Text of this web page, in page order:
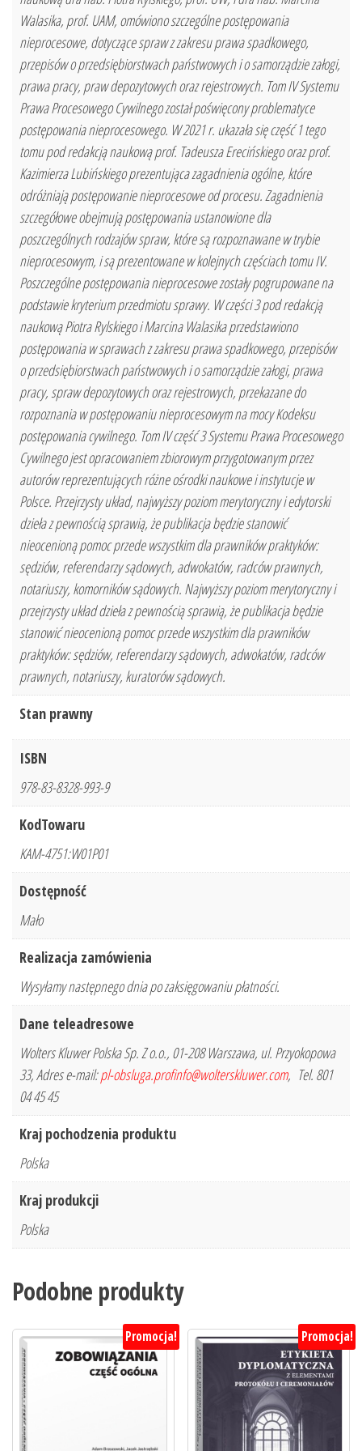
Walasika, prof. UAM, omówiono szczególne postępowania
nieprocesowe, dotyczące spraw z zakresu prawa spadkowego,
przepisów o przedsiębiorstwach państwowych i o samorządzie załogi,
prawa pracy, praw depozytowych oraz rejestrowych. Tom IV Systemu
Prawa Procesowego Cywilnego został poświęcony problematyce
postępowania nieprocesowego. W 2021 r. ukazała się część 1 tego
tomu pod redakcją naukową prof. Tadeusza Erecińskiego oraz prof.
Kazimierza Lubińskiego prezentująca zagadnienia ogólne, które
odróżniają postępowanie nieprocesowe od procesu. Zagadnienia
szczegółowe obejmują postępowania ustanowione dla
poszczególnych rodzajów spraw, które są rozpoznawane w trybie
nieprocesowym, i są prezentowane w kolejnych częściach tomu IV.
Poszczególne postępowania nieprocesowe zostały pogrupowane na
podstawie kryterium przedmiotu sprawy. W części 3 pod redakcją
naukową Piotra Rylskiego i Marcina Walasika przedstawiono
postępowania w sprawach z zakresu prawa spadkowego, przepisów
o przedsiębiorstwach państwowych i o samorządzie załogi, prawa
pracy, spraw depozytowych oraz rejestrowych, przekazane do
rozpoznania w postępowaniu nieprocesowym na mocy Kodeksu
postępowania cywilnego. Tom IV część 3 Systemu Prawa Procesowego
Cywilnego jest opracowaniem zbiorowym przygotowanym przez
autorów reprezentujących różne ośrodki naukowe i instytucje w
Polsce. Przejrzysty układ, najwyższy poziom merytoryczny i edytorski
dzieła z pewnością sprawią, że publikacja będzie stanowić
nieocenioną pomoc przede wszystkim dla prawników praktyków:
sędziów, referendarzy sądowych, adwokatów, radców prawnych,
notariuszy, komorników sądowych. Najwyższy poziom merytoryczny i
przejrzysty układ dzieła z pewnością sprawią, że publikacja będzie
stanowić nieocenioną pomoc przede wszystkim dla prawników
praktyków: sędziów, referendarzy sądowych, adwokatów, radców
prawnych, notariuszy, kuratorów sądowych.
Stan prawny
ISBN
978-83-8328-993-9
KodTowaru
KAM-4751:W01P01
Dostępność
Mało
Realizacja zamówienia
Wysyłamy następnego dnia po zaksięgowaniu płatności.
Dane teleadresowe
Wolters Kluwer Polska Sp. Z o.o., 01-208 Warszawa, ul. Przyokopowa
33, Adres e-mail:pl-obsluga.profinfo@wolterskluwer.com, Tel. 801
04 45 45
Kraj pochodzenia produktu
Polska
Kraj produkcji
Polska
Podobne produkty
Promocja! Promocja!